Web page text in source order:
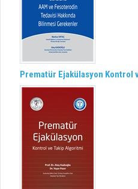
Prematür Ejakülasyon Kontrol